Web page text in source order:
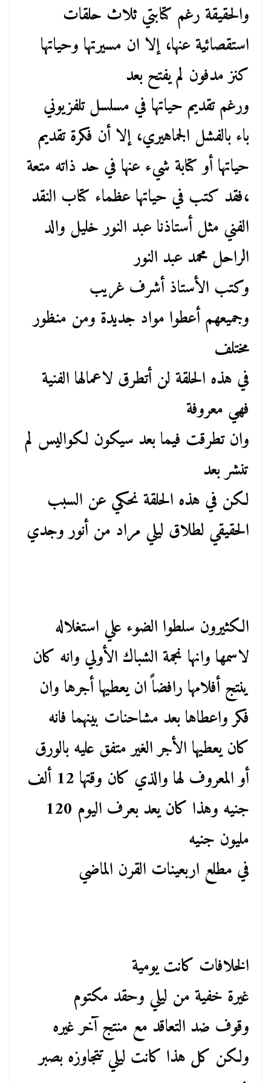
والحقيقة رغم كتابتي ثلاث حلقات
استقصائية عنها، إلا ان مسيرتها وحياتها
كنز مدفون لم يفتح بعد
ورغم تقديم حياتها في مسلسل تلفزيوني
باء بالفشل الجماهيري، إلا أن فكرة تقديم
حياتها أو كتابة شيء عنها في حد ذاته متعة
،فقد كتب في حياتها عظماء كتاب النقد
الفني مثل أستاذنا عبد النور خليل والد
الراحل محمد عبد النور
وكتب الأستاذ أشرف غريب
وجميعهم أعطوا مواد جديدة ومن منظور
مختلف
في هذه الحلقة لن أتطرق لاعمالها الفنية
فهي معروفة
وان تطرقت فيما بعد سيكون لكواليس لم
تنشر بعد
لكن في هذه الحلقة نحكي عن السبب
الحقيقي لطلاق ليلي مراد من أنور وجدي
الكثيرون سلطوا الضوء علي استغلاله
لاسمها وانها نجمة الشباك الأولي وانه كان
ينتج أفلامها رافضاً ان يعطيها أجرها وان
فكر واعطاها بعد مشاحنات بينهما فانه
كان يعطيها الأجر الغير متفق عليه بالورق
أو المعروف لها والذي كان وقتها 12 ألف
جنيه وهذا كان يعد بعرف اليوم 120
مليون جنيه
في مطلع اربعينات القرن الماضي
الخلافات كانت يومية
غيرة خفية من ليلي وحقد مكتوم
وقوف ضد التعاقد مع منتج آخر غيره
ولكن كل هذا كانت ليلي تتجاوزه بصبر